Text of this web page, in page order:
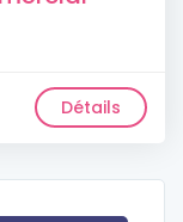
Détails